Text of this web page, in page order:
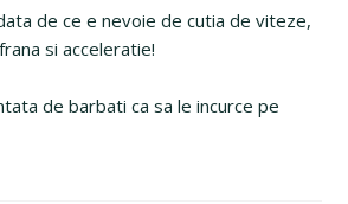
de ce e nevoie de cutia de viteze,
si acceleratie!
de barbati ca sa le incurce pe